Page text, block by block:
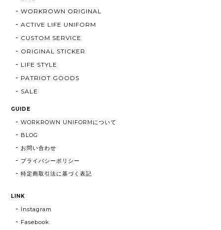
WORKROWN ORIGINAL
ACTIVE LIFE UNIFORM
CUSTOM SERVICE
ORIGINAL STICKER
LIFE STYLE
PATRIOT GOODS
SALE
GUIDE
WORKROWN UNIFORMについて
BLOG
お問い合わせ
プライバシーポリシー
特定商取引法に基づく表記
LINK
Instagram
Fasebook